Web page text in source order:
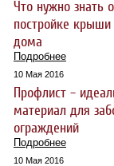
Что нужно знать о
постройке крыши
дома
Подробнее
10 Мая 2016
Профлист –
материал для
ограждений
Подробнее
10 Мая 2016